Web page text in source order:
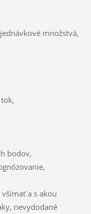
množstvá,
bodov,
a s akou
nevydodané